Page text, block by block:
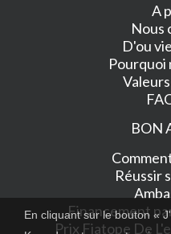
A
Nous
D'ou
Pourquoi
BON
Réussir
Financement
Prix Fiatope De
En cliquant sur le bouton «